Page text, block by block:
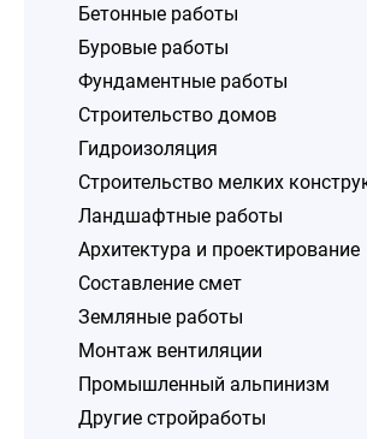
Бетонные работы
Буровые работы
Фундаментные работы
Строительство домов
Гидроизоляция
Строительство мелких
Ландшафтные работы
Архитектура и проектирование
Составление смет
Земляные работы
Монтаж вентиляции
Промышленный альпинизм
Другие стройработы